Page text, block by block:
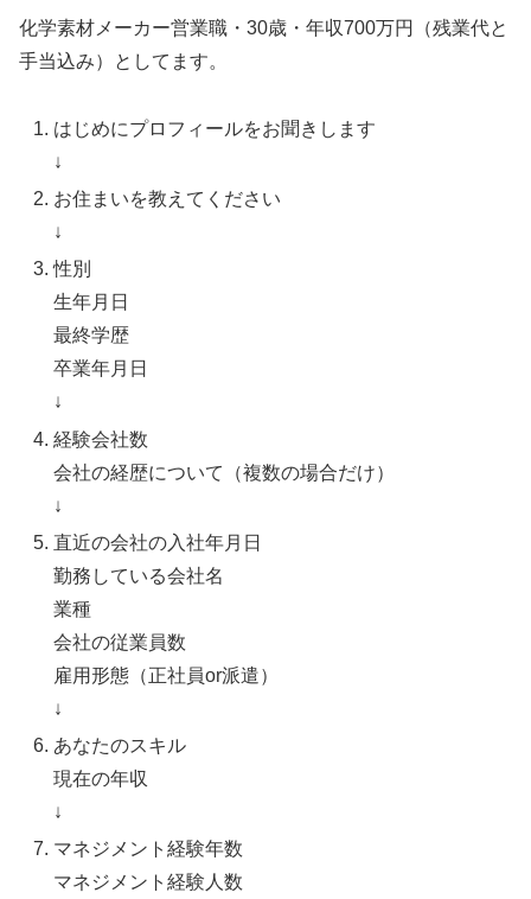
化学素材メーカー営業職・30歳・年収700万円（残業代と
手当込み）としてます。
はじめにプロフィールをお聞きします
↓
お住まいを教えてください
↓
性別
生年月日
最終学歴
卒業年月日
↓
経験会社数
会社の経歴について（複数の場合だけ）
↓
直近の会社の入社年月日
勤務している会社名
業種
会社の従業員数
雇用形態（正社員or派遣）
↓
あなたのスキル
現在の年収
↓
マネジメント経験年数
マネジメント経験人数